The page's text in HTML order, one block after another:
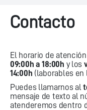
Contacto
El horario de
09:00h a 18:00h y los
14:00h (laborables en
Puedes llamarnos al
mensaje de texto al
atenderemos dentro